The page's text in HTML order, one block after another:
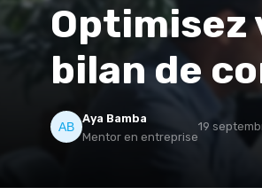
Optimisez
bilan de
Aya Bamba
Mentor en entreprise
19